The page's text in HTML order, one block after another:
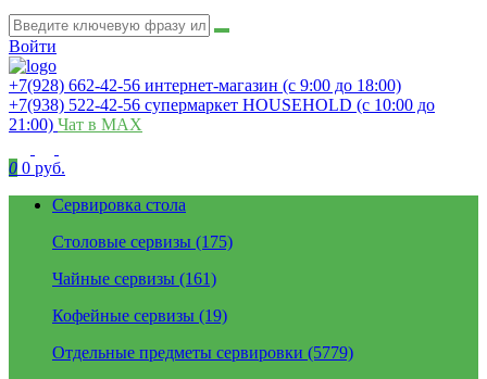
Войти
+7(928) 662-42-56 интернет-магазин (с 9:00 до 18:00)
+7(938) 522-42-56 супермаркет HOUSEHOLD (с 10:00 до
21:00) Чат в MAX
0 0 руб.
Сервировка стола
Столовые сервизы (175)
Чайные сервизы (161)
Кофейные сервизы (19)
Отдельные предметы сервировки (5779)